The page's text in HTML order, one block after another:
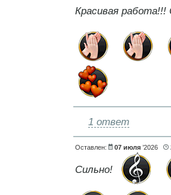
Красивая
1 ответ
Оставлен: 07 июля’2026
Сильно!